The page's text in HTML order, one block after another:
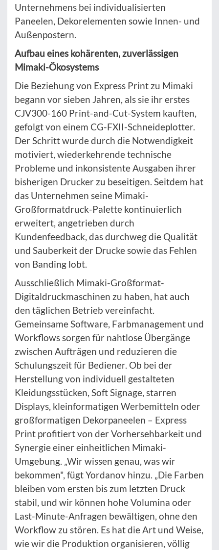
Unternehmens bei individualisierten
Paneelen, Dekorelementen sowie Innen- und
Außenpostern.
Aufbau eines kohärenten, zuverlässigen
Mimaki-Ökosystems
Die Beziehung von Express Print zu Mimaki
begann vor sieben Jahren, als sie ihr erstes
CJV300-160 Print-and-Cut-System kauften,
gefolgt von einem CG-FXII-Schneideplotter.
Der Schritt wurde durch die Notwendigkeit
motiviert, wiederkehrende technische
Probleme und inkonsistente Ausgaben ihrer
bisherigen Drucker zu beseitigen. Seitdem hat
das Unternehmen seine Mimaki-
Großformatdruck-Palette kontinuierlich
erweitert, angetrieben durch
Kundenfeedback, das durchweg die Qualität
und Sauberkeit der Drucke sowie das Fehlen
von Banding lobt.
Ausschließlich Mimaki-Großformat-
Digitaldruckmaschinen zu haben, hat auch
den täglichen Betrieb vereinfacht.
Gemeinsame Software, Farbmanagement und
Workflows sorgen für nahtlose Übergänge
zwischen Aufträgen und reduzieren die
Schulungszeit für Bediener. Ob bei der
Herstellung von individuell gestalteten
Kleidungsstücken, Soft Signage, starren
Displays, kleinformatigen Werbemitteln oder
großformatigen Dekorpaneelen – Express
Print profitiert von der Vorhersehbarkeit und
Synergie einer einheitlichen Mimaki-
Umgebung. „Wir wissen genau, was wir
bekommen", fügt Yordanov hinzu. „Die Farben
bleiben vom ersten bis zum letzten Druck
stabil, und wir können hohe Volumina oder
Last-Minute-Anfragen bewältigen, ohne den
Workflow zu stören. Es hat die Art und Weise,
wie wir die Produktion organisieren, völlig